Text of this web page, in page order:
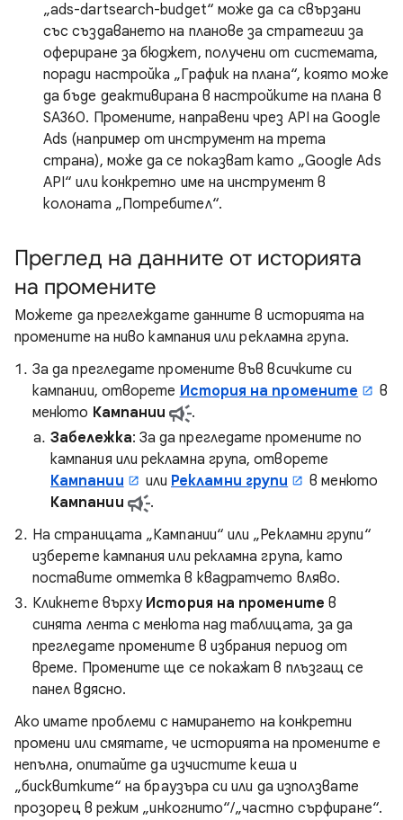
„ads-dartsearch-budget“ може да са свързани
със създаването на планове за стратегии за
офериране за бюджет, получени от системата,
поради настройка „График на плана“, която може
да бъде деактивирана в настройките на плана в
SA360. Промените, направени чрез API на Google
Ads (например от инструмент на трета
страна), може да се показват като „Google Ads
API“ или конкретно име на инструмент в
колоната „Потребител“.
Преглед на данните от историята
на промените
Можете да преглеждате данните в историята на
промените на ниво кампания или рекламна група.
За да прегледате промените във всичките си
кампании, отворете История на промените
в
менюто Кампании
.
Забележка: За да прегледате промените по
кампания или рекламна група, отворете
Кампании
или Рекламни групи
в менюто
Кампании
.
На страницата „Кампании“ или „Рекламни групи“
изберете кампания или рекламна група, като
поставите отметка в квадратчето вляво.
Кликнете върху История на промените в
синята лента с менюта над таблицата, за да
прегледате промените в избрания период от
време. Промените ще се покажат в плъзгащ се
панел вдясно.
Ако имате проблеми с намирането на конкретни
промени или смятате, че историята на промените е
непълна, опитайте да изчистите кеша и
„бисквитките“ на браузъра си или да използвате
прозорец в режим „инкогнито“/„частно сърфиране“.